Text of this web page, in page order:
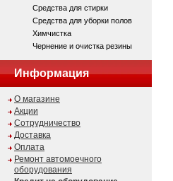
Средства для стирки
Средства для уборки полов
Химчистка
Чернение и очистка резины
Информация
О магазине
Акции
Сотрудничество
Доставка
Оплата
Ремонт автомоечного
оборудования